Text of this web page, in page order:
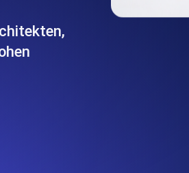
Überwachen Sie die